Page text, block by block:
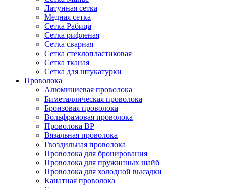
Латунная сетка
Медная сетка
Сетка Рабица
Сетка рифленая
Сетка сварная
Сетка стеклопластиковая
Сетка тканая
Сетка для штукатурки
Проволока
Алюминиевая проволока
Биметаллическая проволока
Бронзовая проволока
Вольфрамовая проволока
Проволока ВР
Вязальная проволока
Гвоздильная проволока
Проволока для бронирования
Проволока для пружинных шайб
Проволока для холодной высадки
Канатная проволока